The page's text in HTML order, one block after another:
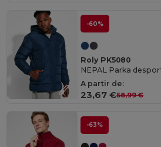
-60%
Roly PK5080
NEPAL Parka
A partir de:
23,67 €58,99 €
-63%